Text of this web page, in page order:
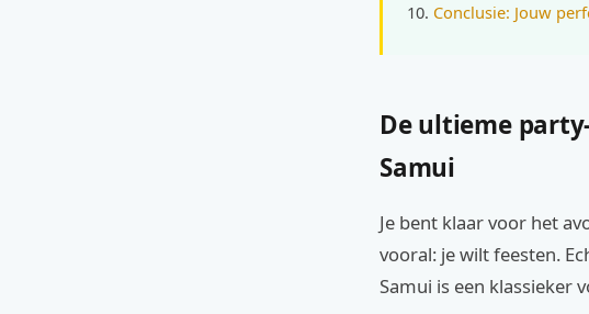
Conclusie: Jouw
De ultieme
Samui
Je bent klaar voor het
vooral: je wilt feesten.
Samui is een klassieker